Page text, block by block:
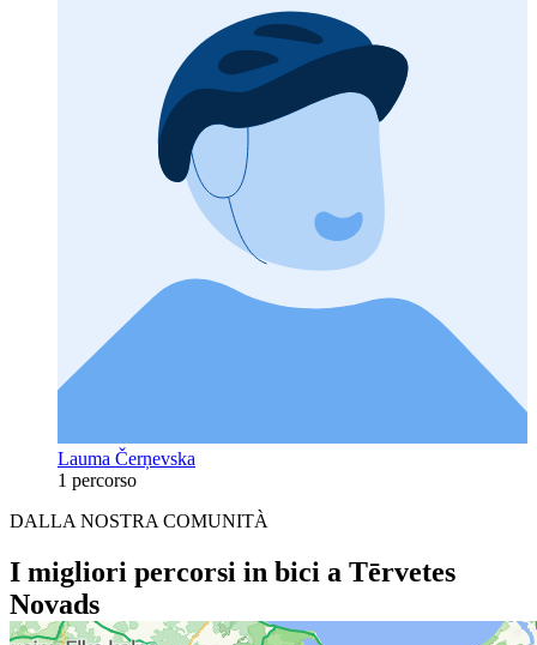
Lauma Čerņevska
1 percorso
DALLA NOSTRA COMUNITÀ
I migliori percorsi in bici a Tērvetes
Novads